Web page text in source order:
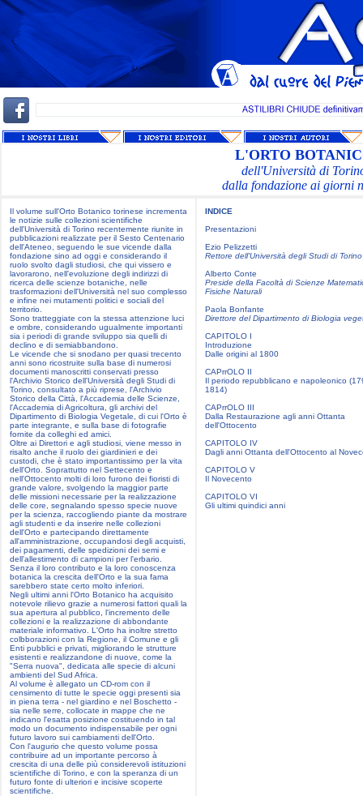
L'ORTO
dell'Università di
dalla fondazione ai giorni
Il volume sull'Orto Botanico torinese incrementa
le notizie sulle collezioni scientifiche
dell'Università di Torino recentemente riunite in
pubblicazioni realizzate per il Sesto Centenario
dell'Ateneo, seguendo le sue vicende dalla
fondazione sino ad oggi e considerando il
ruolo svolto dagli studiosi, che qui vissero e
lavorarono, nell'evoluzione degli indirizzi di
ricerca delle scienze botaniche, nelle
trasformazioni dell'Università nel suo complesso
e infine nei mutamenti politici e sociali del
territorio.
Sono tratteggiate con la stessa attenzione luci
e ombre, considerando ugualmente importanti
sia i periodi di grande sviluppo sia quelli di
declino e di semiabbandono.
Le vicende che si snodano per quasi trecento
anni sono ricostruite sulla base di numerosi
documenti manoscritti conservati presso
l'Archivio Storico dell'Università degli Studi di
Torino, consultato a più riprese, l'Archivio
Storico della Città, l'Accademia delle Scienze,
l'Accademia di Agricoltura, gli archivi del
Dipartimento di Biologia Vegetale, di cui l'Orto è
parte integrante, e sulla base di fotografie
fornite da colleghi ed amici.
Oltre ai Direttori e agli studiosi, viene messo in
risalto anche il ruolo dei giardinieri e dei
custodi, che è stato importantissimo per la vita
dell'Orto. Soprattutto nel Settecento e
nell'Ottocento molti di loro furono dei fioristi di
grande valore, svolgendo la maggior parte
delle missioni necessarie per la realizzazione
delle core, segnalando spesso specie nuove
per la scienza, raccogliendo piante da mostrare
agli studenti e da inserire nelle collezioni
dell'Orto e partecipando direttamente
all'amministrazione, occupandosi degli acquisti,
dei pagamenti, delle spedizioni dei semi e
dell'allestimento di campioni per l'erbario.
Senza il loro contributo e la loro conoscenza
botanica la crescita dell'Orto e la sua fama
sarebbero state certo molto inferiori.
Negli ultimi anni l'Orto Botanico ha acquisito
notevole rilievo grazie a numerosi fattori quali la
sua apertura al pubblico, l'incremento delle
collezioni e la realizzazione di abbondante
materiale informativo. L'Orto ha inoltre stretto
colbborazioni con la Regione, il Comune e gli
Enti pubblici e privati, migliorando le strutture
esistenti e realizzandone di nuove, come la
"Serra nuova", dedicata alle specie di alcuni
ambienti del Sud Africa.
Al volume è allegato un CD-rom con il
censimento di tutte le specie oggi presenti sia
in piena terra - nel giardino e nel Boschetto -
sia nelle serre, collocate in mappe che ne
indicano l'esatta posizione costituendo in tal
modo un documento indispensabile per ogni
futuro lavoro sui cambiamenti dell'Orto.
Con l'augurio che questo volume possa
contribuire ad un importante percorso à
crescita di una delle più considerevoli istituzioni
scientifiche di Torino, e con la speranza di un
futuro fonte di ulteriori e incisive scoperte
scientifiche.
INDICE
Presentazioni
Ezio Pelizzetti
Rettore dell'Università degli Studi di Torino
Alberto Conte
Preside della Facoltà di Scienze
Fisiche Naturali
Paola Bonfante
Direttore del Dipartimento di Biologia
CAPITOLO I
Introduzione
Dalle origini al 1800
CAPrrOLO II
Il periodo repubblicano e napoleonico
1814)
CAPrrOLO III
Dalla Restaurazione agli anni Ottanta
dell'Ottocento
CAPITOLO IV
Dagli anni Ottanta dell'Ottocento al
CAPITOLO V
Il Novecento
CAPITOLO VI
Gli ultimi quindici anni